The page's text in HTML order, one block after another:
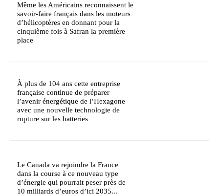
Même les Américains reconnaissent le
savoir-faire français dans les moteurs
d’hélicoptères en donnant pour la
cinquième fois à Safran la première
place
À plus de 104 ans cette entreprise
française continue de préparer
l’avenir énergétique de l’Hexagone
avec une nouvelle technologie de
rupture sur les batteries
Le Canada va rejoindre la France
dans la course à ce nouveau type
d’énergie qui pourrait peser près de
10 milliards d’euros d’ici 2035...